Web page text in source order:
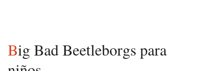
Big Bad Beetleborgs para